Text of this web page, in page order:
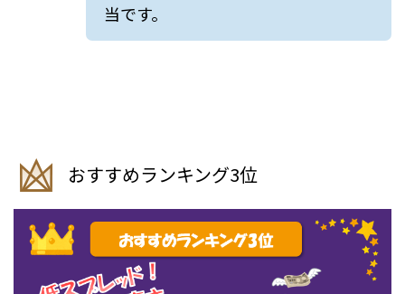
当です。
おすすめランキング3位